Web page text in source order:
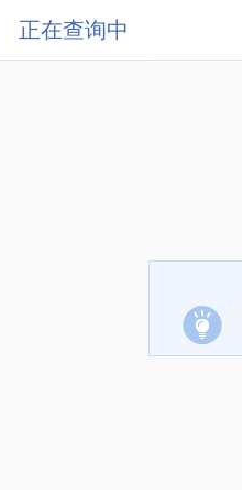
正在查询中